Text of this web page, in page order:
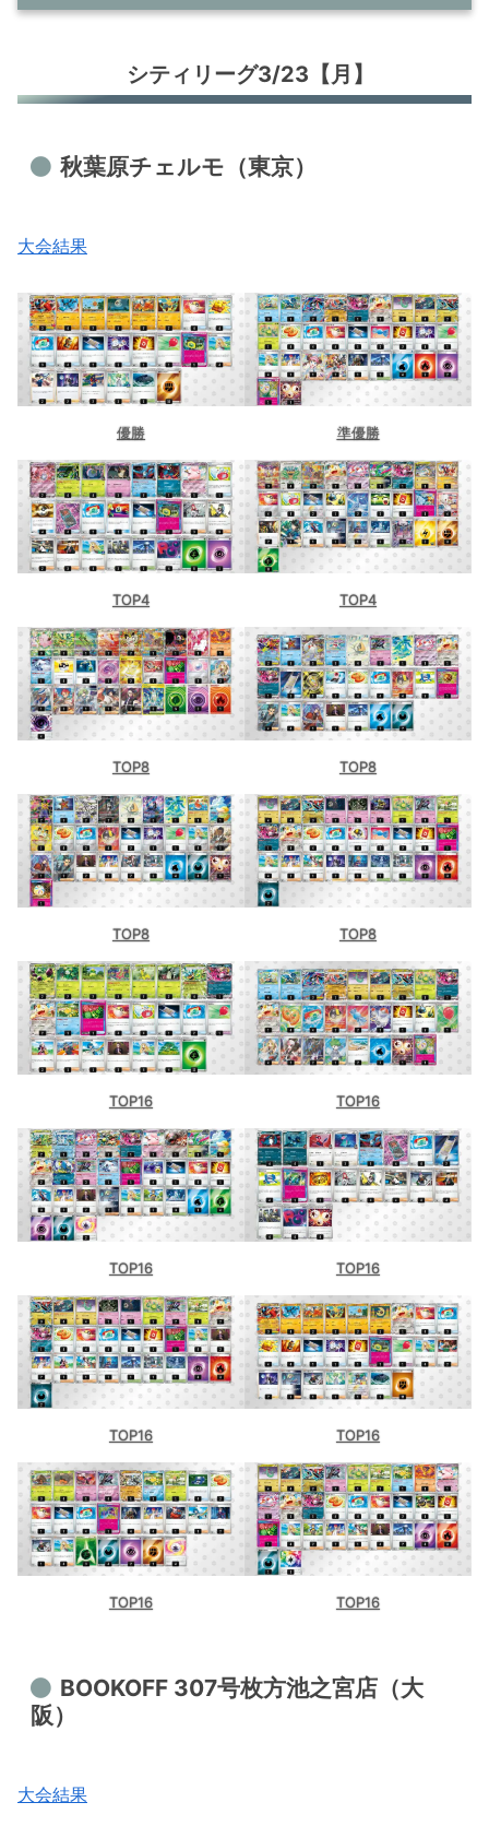
秋葉原チェルモ（東京）
BOOKOFF 307号枚方池之宮店（大
シティリーグ3/24【火】
シティリーグ3/25【水】
Torecacamp大須店（愛知）
ポケ堂 仙台店（宮城）
BOOKOFF和歌山国体道路店（和歌山）
Card Secret（東京）
ドラゴンスター日本橋2号店（大阪）
シティリーグ3/26【木】
ドラゴンスター日本橋3号店（大阪）
TSUTAYA嵐山店（埼玉）
トレカショップVOW（滋賀）
ドラゴンスター町田店（東京）
シティリーグ3/27【金】
シティリーグ3/23【月】
秋葉原チェルモ（東京）
大会結果
優勝 準優勝
TOP4 TOP4
TOP8 TOP8
TOP8 TOP8
TOP16 TOP16
TOP16 TOP16
TOP16 TOP16
TOP16 TOP16
BOOKOFF 307号枚方池之宮店（大
阪）
大会結果